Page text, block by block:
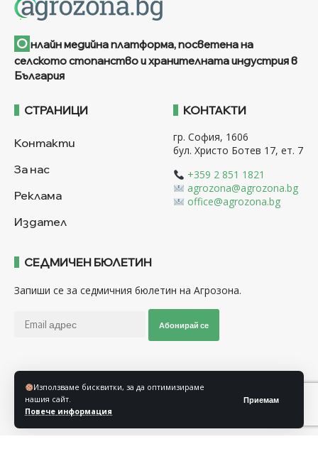
Използваме бисквитки, за да оптимизираме
нашия сайт.
Повече информация
Приемам
О нлайн медийна платформа, посветена на
селското стопанство и хранителната индустрия в
България
СТРАНИЦИ
Контакти
За нас
Реклама
Издател
КОНТАКТИ
гр. София, 1606
бул. Христо Ботев 17, ет. 7
+359 2 851 1821
agrozona@agrozona.bg
office@agrozona.bg
СЕДМИЧЕН БЮЛЕТИН
Запиши се за седмичния бюлетин на Агрозона.
Абонирай се
Последвайте ни